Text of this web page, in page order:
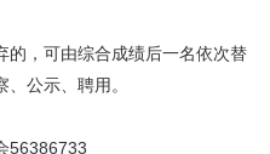
，可由综合成绩后一名依次替
公示、聘用。